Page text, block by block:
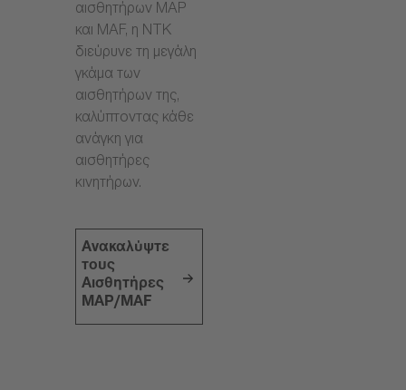
αισθητήρων MAP
και MAF, η NTK
διεύρυνε τη μεγάλη
γκάμα των
αισθητήρων της,
καλύπτοντας κάθε
ανάγκη για
αισθητήρες
κινητήρων.
Ανακαλύψτε
τους
Αισθητήρες
MAP/MAF